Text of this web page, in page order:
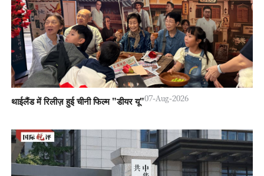
थाईलैंड में रिलीज़ हुई चीनी फिल्म "डीयर यू"07-Aug-2026